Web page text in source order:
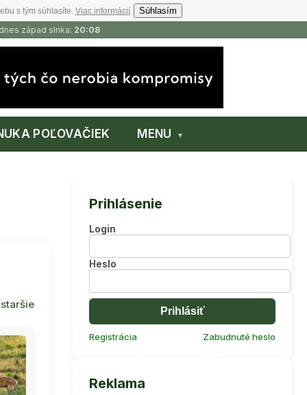
s tým súhlasíte. Viac informácií
Súhlasím
západ slnka: 20:08
POĽOVAČIEK MENU
Prihlásenie
Login
Heslo
Prihlásiť
Registrácia Zabudnuté heslo
Reklama